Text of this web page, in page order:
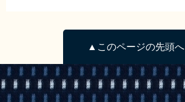
▲このページの先頭へ